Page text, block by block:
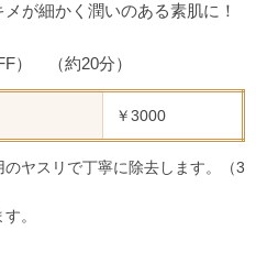
メが細かく潤いのある素肌に！
） （約20分）
￥3000
ヤスリで丁寧に除去します。（3
。